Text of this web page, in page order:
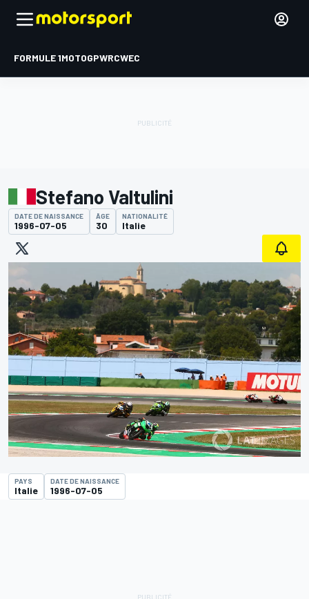
FORMULE 1MOTOGPWRCWEC
Stefano Valtulini
DATE DE NAISSANCE
1996-07-05
ÂGE
30
NATIONALITÉ
Italie
PAYS
Italie
DATE DE NAISSANCE
1996-07-05